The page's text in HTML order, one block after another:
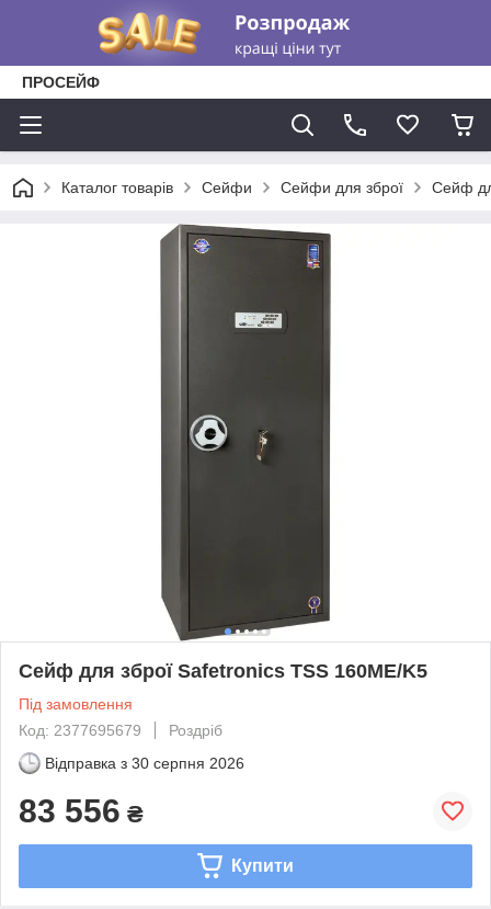
ПРОСЕЙФ
Каталог товарів Сейфи Сейфи для зброї Сейф
Сейф для зброї Safetronics TSS 160ME/K5
Під замовлення
Код: 2377695679
Роздріб
Відправка з 30 серпня 2026
83 556 ₴
Купити